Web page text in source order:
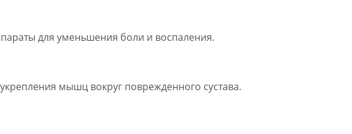
для уменьшения боли и воспаления.
мышц вокруг поврежденного сустава.